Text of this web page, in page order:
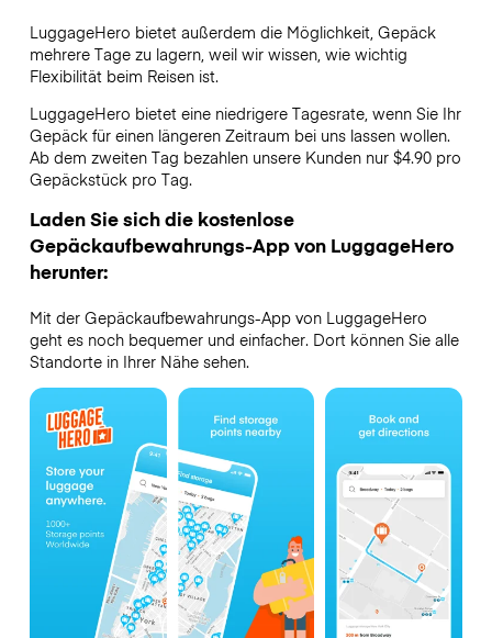
LuggageHero bietet außerdem die Möglichkeit, Gepäck
mehrere Tage zu lagern, weil wir wissen, wie wichtig
Flexibilität beim Reisen ist.
LuggageHero bietet eine niedrigere Tagesrate, wenn Sie Ihr
Gepäck für einen längeren Zeitraum bei uns lassen wollen.
Ab dem zweiten Tag bezahlen unsere Kunden nur $4.90 pro
Gepäckstück pro Tag.
Laden Sie sich die kostenlose
Gepäckaufbewahrungs-App von LuggageHero
herunter:
Mit der Gepäckaufbewahrungs-App von LuggageHero
geht es noch bequemer und einfacher. Dort können Sie alle
Standorte in Ihrer Nähe sehen.